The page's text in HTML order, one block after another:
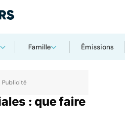
Famille Émissions
Politique famille
: que faire